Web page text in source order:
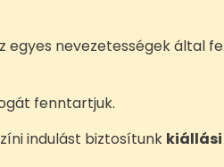
egyes nevezetességek által
fenntartjuk.
indulást biztosítunk